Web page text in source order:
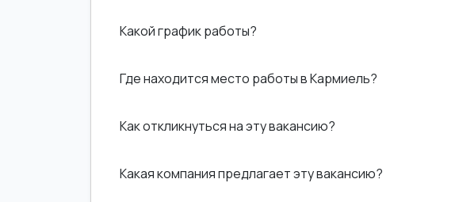
Какой график работы?
Где находится место работы в Кармиель?
Как откликнуться на эту вакансию?
Какая компания предлагает эту вакансию?